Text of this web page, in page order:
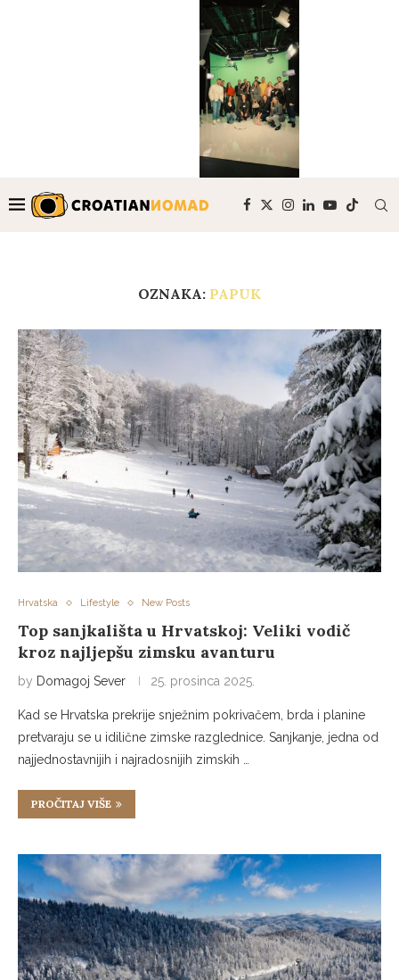
OZNAKA: PAPUK
Hrvatska Lifestyle New Posts
Top sanjkališta u Hrvatskoj: Veliki vodič
kroz najljepšu zimsku avanturu
by Domagoj Sever 25. prosinca 2025.
Kad se Hrvatska prekrije snježnim pokrivačem, brda i planine
pretvaraju se u idilične zimske razglednice. Sanjkanje, jedna od
najjednostavnijih i najradosnijih zimskih …
PROČITAJ VIŠE